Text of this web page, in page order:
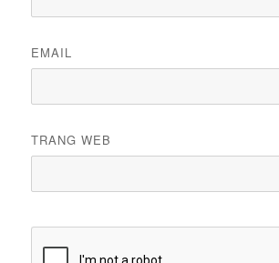
EMAIL
TRANG WEB